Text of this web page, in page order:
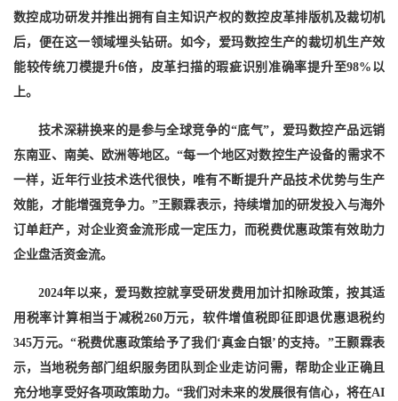
数控成功研发并推出拥有自主知识产权的数控皮革排版机及裁切机
后，便在这一领域埋头钻研。如今，爱玛数控生产的裁切机生产效
能较传统刀模提升6倍，皮革扫描的瑕疵识别准确率提升至98%以
上。
技术深耕换来的是参与全球竞争的“底气”，爱玛数控产品远销
东南亚、南美、欧洲等地区。“每一个地区对数控生产设备的需求不
一样，近年行业技术迭代很快，唯有不断提升产品技术优势与生产
效能，才能增强竞争力。”王颢霖表示，持续增加的研发投入与海外
订单赶产，对企业资金流形成一定压力，而税费优惠政策有效助力
企业盘活资金流。
2024年以来，爱玛数控就享受研发费用加计扣除政策，按其适
用税率计算相当于减税260万元，软件增值税即征即退优惠退税约
345万元。“税费优惠政策给予了我们‘真金白银’的支持。”王颢霖表
示，当地税务部门组织服务团队到企业走访问需，帮助企业正确且
充分地享受好各项政策助力。“我们对未来的发展很有信心，将在AI